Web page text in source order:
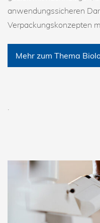
anwendungssicheren
Verpackungskonzepten
Mehr zum Thema